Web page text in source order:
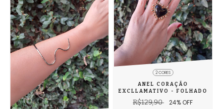
2 CORES
ANEL CORAÇÃO
EXCLLAMATIVO - FOLHADO
R$129,90 24% OFF